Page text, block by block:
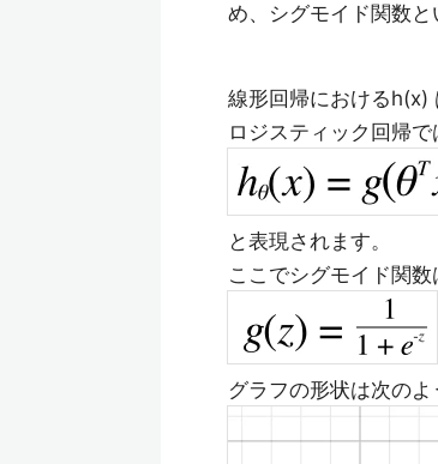
め、シグモイド関数と
線形回帰におけるh(x)
ロジスティック回帰
と表現されます。
ここでシグモイド関数
グラフの形状は次のよ